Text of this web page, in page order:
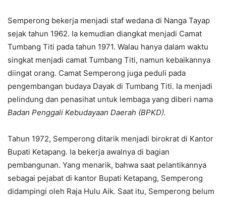
Semperong bekerja menjadi staf wedana di Nanga Tayap
sejak tahun 1962. Ia kemudian diangkat menjadi Camat
Tumbang Titi pada tahun 1971. Walau hanya dalam waktu
singkat menjadi camat Tumbang Titi, namun kebaikannya
diingat orang. Camat Semperong juga peduli pada
pengembangan budaya Dayak di Tumbang Titi. Ia menjadi
pelindung dan penasihat untuk lembaga yang diberi nama
Badan Penggali Kebudayaan Daerah (BPKD).
Tahun 1972, Semperong ditarik menjadi birokrat di Kantor
Bupati Ketapang. Ia bekerja awalnya di bagian
pembangunan. Yang menarik, bahwa saat pelantikannya
sebagai pejabat di kantor Bupati Ketapang, Semperong
didampingi oleh Raja Hulu Aik. Saat itu, Semperong belum